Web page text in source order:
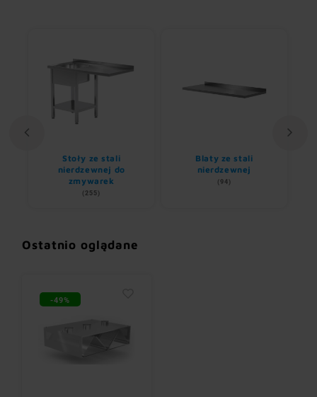
Stoły ze stali
nierdzewnej do
zmywarek
(255)
Blaty ze stali
nierdzewnej
(94)
Ostatnio oglądane
-49%